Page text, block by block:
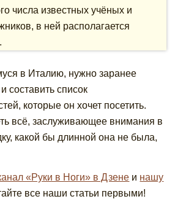
числа известных учёных и
в ней располагается
в Италию, нужно заранее
составить список
которые он хочет посетить.
всё, заслуживающее внимания в
какой бы длинной она не была,
«Руки в Ноги» в Дзене и нашу
все наши статьи первыми!